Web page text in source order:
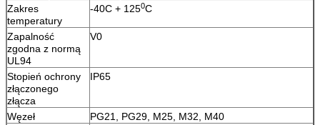
Zakres
temperatury
-40C + 1250C
Zapalność
zgodna z normą
UL94
V0
Stopień ochrony
złączonego
złącza
IP65
Węzeł
PG21, PG29, M25, M32, M40